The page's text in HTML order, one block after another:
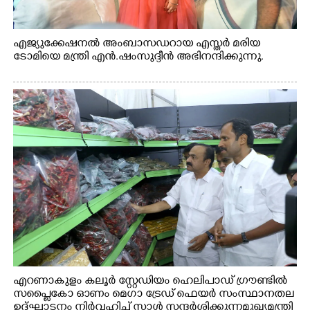
എജ്യുക്കേഷനൽ അംബാസഡറായ എസ്തർ മരിയ
ടോമിയെ മന്ത്രി എൻ.ഷംസുദ്ദീൻ അഭിനന്ദിക്കുന്നു.
എറണാകുളം കലൂർ സ്റ്റേഡിയം ഹെലിപാഡ് ഗ്രൗണ്ടിൽ
സപ്ളൈകോ ഓണം മെഗാ ട്രേഡ് ഫെയർ സംസ്ഥാനതല